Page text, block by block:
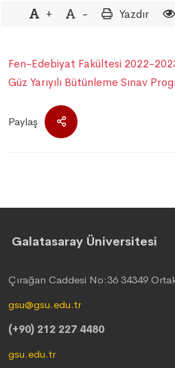
+ - Yazdır
Fen-Edebiyat Fakültesi 2022-
Güz Yarıyılı Bütünleme Sınav
Paylaş
Galatasaray Üniversitesi
Çırağan Caddesi No:36 34349
gsu@gsu.edu.tr
(+90) 212 227 4480
gsu.edu.tr